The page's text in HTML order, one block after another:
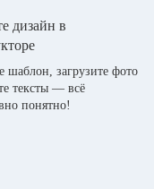
дизайн в
шаблон, загрузите фото
тексты — всё
понятно!